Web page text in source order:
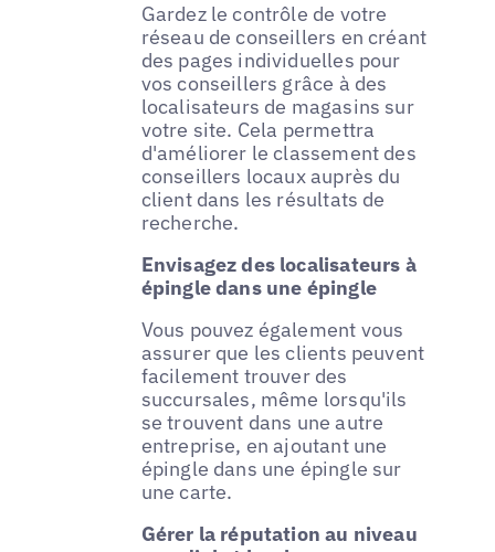
Gardez le contrôle de votre
réseau de conseillers en créant
des pages individuelles pour
vos conseillers grâce à des
localisateurs de magasins sur
votre site. Cela permettra
d'améliorer le classement des
conseillers locaux auprès du
client dans les résultats de
recherche.
Envisagez des localisateurs à
épingle dans une épingle
Vous pouvez également vous
assurer que les clients peuvent
facilement trouver des
succursales, même lorsqu'ils
se trouvent dans une autre
entreprise, en ajoutant une
épingle dans une épingle sur
une carte.
Gérer la réputation au niveau